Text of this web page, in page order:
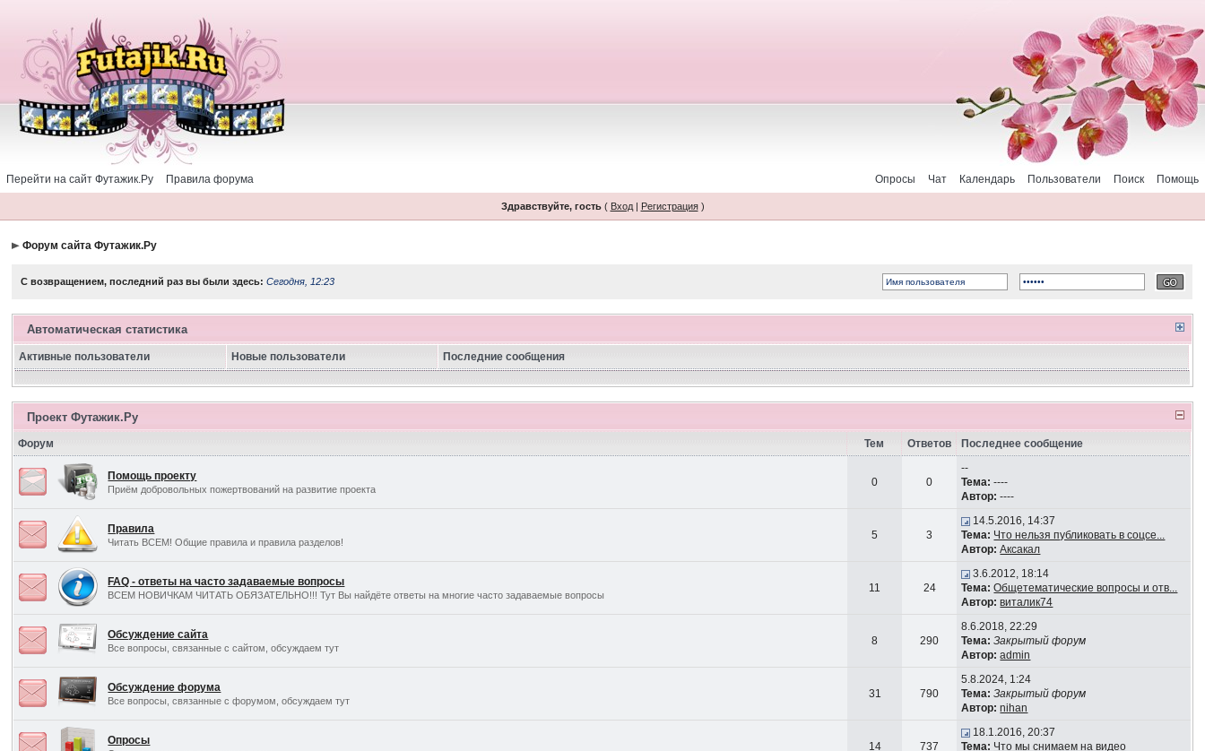
Перейти на сайт Футажик.Ру Правила форума Помощь
Поиск
Пользователи
Календарь
Чат
Опросы
Здравствуйте, гость( Вход| Регистрация)
Форум сайта Футажик.Ру
С возвращением, последний раз вы были здесь:Сегодня, 12:23
Автоматическая статистика
Активные пользователи Новые пользователи Последние сообщения
Проект Футажик.Ру
Форум Тем Ответов Последнее сообщение
Помощь проекту
Приём добровольных пожертвований на развитие проекта
0 0
--
Тема: ----
Автор: ----
Правила
Читать ВСЕМ! Общие правила и правила разделов!
5 3
14.5.2016, 14:37
Тема: Что нельзя публиковать в соцсе...
Автор: Аксакал
FAQ - ответы на часто задаваемые вопросы
ВСЕМ НОВИЧКАМ ЧИТАТЬ ОБЯЗАТЕЛЬНО!!! Тут Вы найдёте ответы на многие часто задаваемые вопросы
11 24
3.6.2012, 18:14
Тема: Общетематические вопросы и отв...
Автор: виталик74
Обсуждение сайта
Все вопросы, связанные с сайтом, обсуждаем тут
8 290
8.6.2018, 22:29
Тема: Закрытый форум
Автор: admin
Обсуждение форума
Все вопросы, связанные с форумом, обсуждаем тут
31 790
5.8.2024, 1:24
Тема: Закрытый форум
Автор: nihan
Опросы 14 737
18.1.2016, 20:37
Тема: Что мы снимаем на видео